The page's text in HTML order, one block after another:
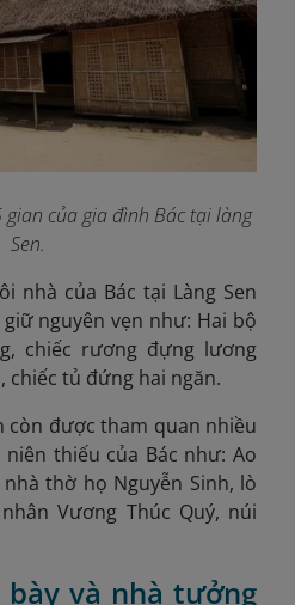
của gia đình Bác tại làng
Sen.
nhà của Bác tại Làng Sen
nguyên vẹn như: Hai bộ
chiếc rương đựng lương
chiếc tủ đứng hai ngăn.
còn được tham quan nhiều
thiếu của Bác như: Ao
thờ họ Nguyễn Sinh, lò
Vương Thúc Quý, núi
và nhà tưởng